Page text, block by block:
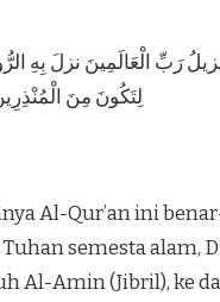
رَبِّ الْعَالَمِينَ نزلَ بِهِ
لِتَكُونَ مِنَ
Al-Qur’an ini
semesta alam,
Al-Amin (Jibril), ke